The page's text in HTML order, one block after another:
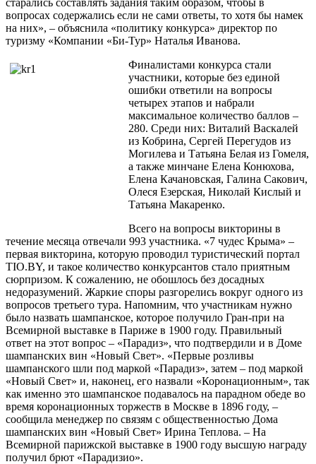
вопросах содержались если не сами ответы, то хотя бы намек
на них», – объяснила «политику конкурса» директор по
туризму «Компании «Би-Тур» Наталья Иванова.
Финалистами конкурса стали
участники, которые без единой
ошибки ответили на вопросы
четырех этапов и набрали
максимальное количество баллов –
280. Среди них: Виталий Васкалей
из Кобрина, Сергей Перегудов из
Могилева и Татьяна Белая из Гомеля,
а также минчане Елена Конюхова,
Елена Качановская, Галина Сакович,
Олеся Езерская, Николай Кислый и
Татьяна Макаренко.
Всего на вопросы викторины в
течение месяца отвечали 993 участника. «7 чудес Крыма» –
первая викторина, которую проводил туристический портал
TIO.BY, и такое количество конкурсантов стало приятным
сюрпризом. К сожалению, не обошлось без досадных
недоразумений. Жаркие споры разгорелись вокруг одного из
вопросов третьего тура. Напомним, что участникам нужно
было назвать шампанское, которое получило Гран-при на
Всемирной выставке в Париже в 1900 году. Правильный
ответ на этот вопрос – «Парадиз», что подтвердили и в Доме
шампанских вин «Новый Свет». «Первые розливы
шампанского шли под маркой «Парадиз», затем – под маркой
«Новый Свет» и, наконец, его назвали «Коронационным», так
как именно это шампанское подавалось на парадном обеде во
время коронационных торжеств в Москве в 1896 году, –
сообщила менеджер по связям с общественностью Дома
шампанских вин «Новый Свет» Ирина Теплова. – На
Всемирной парижской выставке в 1900 году высшую награду
получил брют «Парадизио».